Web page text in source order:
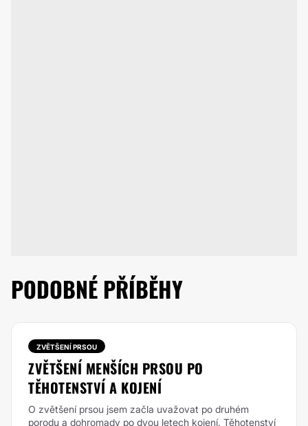
PODOBNÉ PŘÍBĚHY
ZVĚTŠENÍ PRSOU
ZVĚTŠENÍ MENŠÍCH PRSOU PO
TĚHOTENSTVÍ A KOJENÍ
O zvětšení prsou jsem začla uvažovat po druhém
porodu a dohromady po dvou letech kojení. Těhotenství